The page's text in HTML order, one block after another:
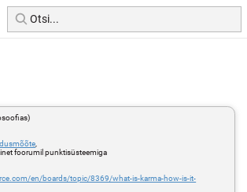
foorumil punktisüsteemiga
en/boards/topic/8369/what-is-karma-how-is-it-